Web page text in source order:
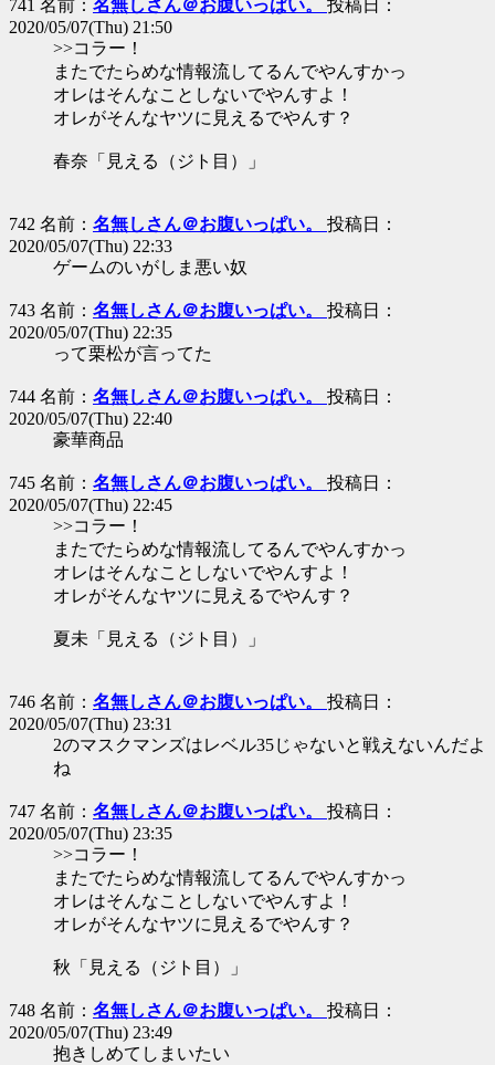
741 名前： 名無しさん＠お腹いっぱい。 投稿日：
2020/05/07(Thu) 21:50
>>コラー！
またでたらめな情報流してるんでやんすかっ
オレはそんなことしないでやんすよ！
オレがそんなヤツに見えるでやんす？
春奈「見える（ジト目）」
742 名前： 名無しさん＠お腹いっぱい。 投稿日：
2020/05/07(Thu) 22:33
ゲームのいがしま悪い奴
743 名前： 名無しさん＠お腹いっぱい。 投稿日：
2020/05/07(Thu) 22:35
って栗松が言ってた
744 名前： 名無しさん＠お腹いっぱい。 投稿日：
2020/05/07(Thu) 22:40
豪華商品
745 名前： 名無しさん＠お腹いっぱい。 投稿日：
2020/05/07(Thu) 22:45
>>コラー！
またでたらめな情報流してるんでやんすかっ
オレはそんなことしないでやんすよ！
オレがそんなヤツに見えるでやんす？
夏未「見える（ジト目）」
746 名前： 名無しさん＠お腹いっぱい。 投稿日：
2020/05/07(Thu) 23:31
2のマスクマンズはレベル35じゃないと戦えないんだよ
ね
747 名前： 名無しさん＠お腹いっぱい。 投稿日：
2020/05/07(Thu) 23:35
>>コラー！
またでたらめな情報流してるんでやんすかっ
オレはそんなことしないでやんすよ！
オレがそんなヤツに見えるでやんす？
秋「見える（ジト目）」
748 名前： 名無しさん＠お腹いっぱい。 投稿日：
2020/05/07(Thu) 23:49
抱きしめてしまいたい